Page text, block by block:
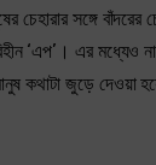
সঙ্গে বাঁদরের
‘এপ’। এর মধ্যেও
কথাটা জুড়ে দেওয়া